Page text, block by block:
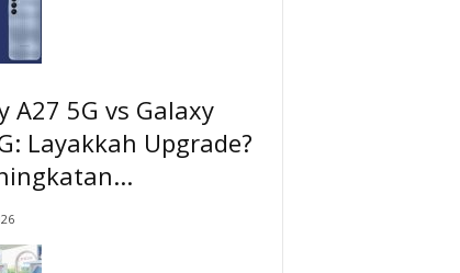
A27 5G vs Galaxy
Layakkah Upgrade?